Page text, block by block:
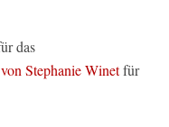
das
Stephanie Winetfür